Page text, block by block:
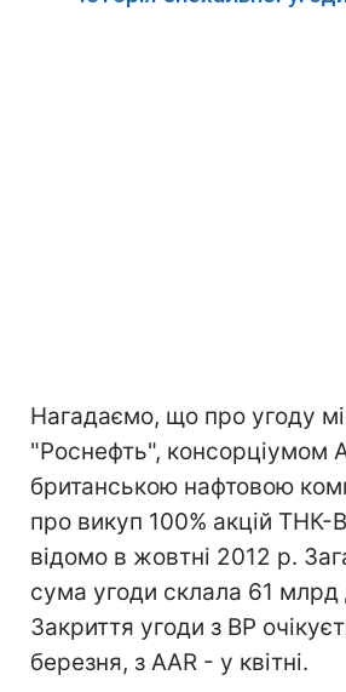
Нагадаємо, що про угоду
"Роснефть", консорціумом
британською нафтовою
про викуп 100% акцій ТНК-
відомо в жовтні 2012 р.
сума угоди склала 61 млрд
Закриття угоди з ВР
березня, з AAR - у квітні.